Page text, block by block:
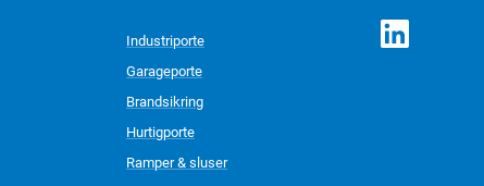
Industriporte
Garageporte
Brandsikring
Hurtigporte
Ramper & sluser